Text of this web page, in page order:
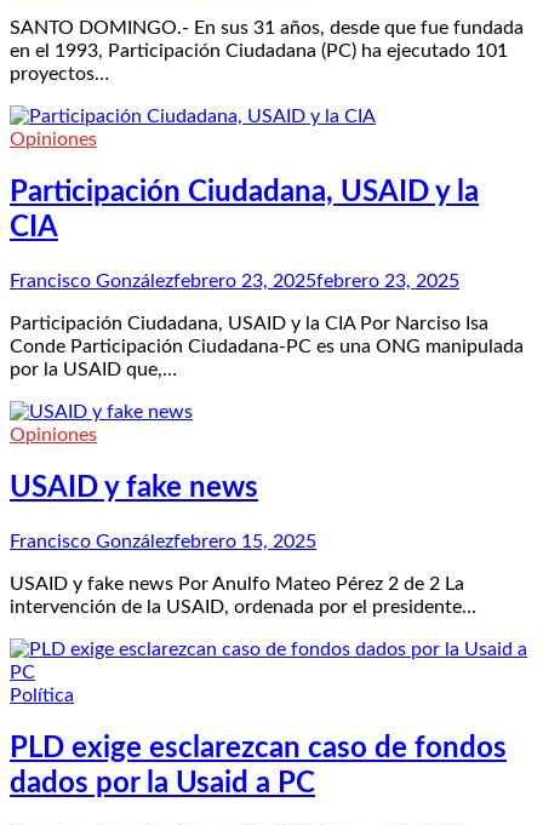
SANTO DOMINGO.- En sus 31 años, desde que fue fundada
en el 1993, Participación Ciudadana (PC) ha ejecutado 101
proyectos…
Opiniones
Participación Ciudadana, USAID y la
CIA
Francisco Gonzálezfebrero 23, 2025febrero 23, 2025
Participación Ciudadana, USAID y la CIA Por Narciso Isa
Conde Participación Ciudadana-PC es una ONG manipulada
por la USAID que,…
Opiniones
USAID y fake news
Francisco Gonzálezfebrero 15, 2025
USAID y fake news Por Anulfo Mateo Pérez 2 de 2 La
intervención de la USAID, ordenada por el presidente…
Política
PLD exige esclarezcan caso de fondos
dados por la Usaid a PC